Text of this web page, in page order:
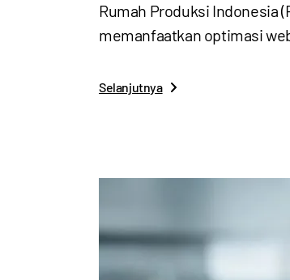
Rumah Produksi Indonesia
memanfaatkan optimasi
Selanjutnya